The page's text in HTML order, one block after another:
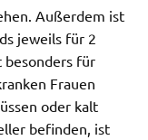
Außerdem ist
jeweils für 2
besonders für
Frauen
oder kalt
befinden, ist